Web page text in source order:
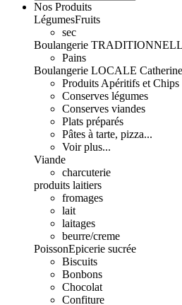
Nos Produits
LégumesFruits
sec
Boulangerie
Pains
Boulangerie LOCALE Catherine
Produits Apéritifs et Chips
Conserves légumes
Conserves viandes
Plats préparés
Pâtes à tarte, pizza...
Voir plus...
Viande
charcuterie
produits laitiers
fromages
lait
laitages
beurre/creme
PoissonEpicerie sucrée
Biscuits
Bonbons
Chocolat
Confiture